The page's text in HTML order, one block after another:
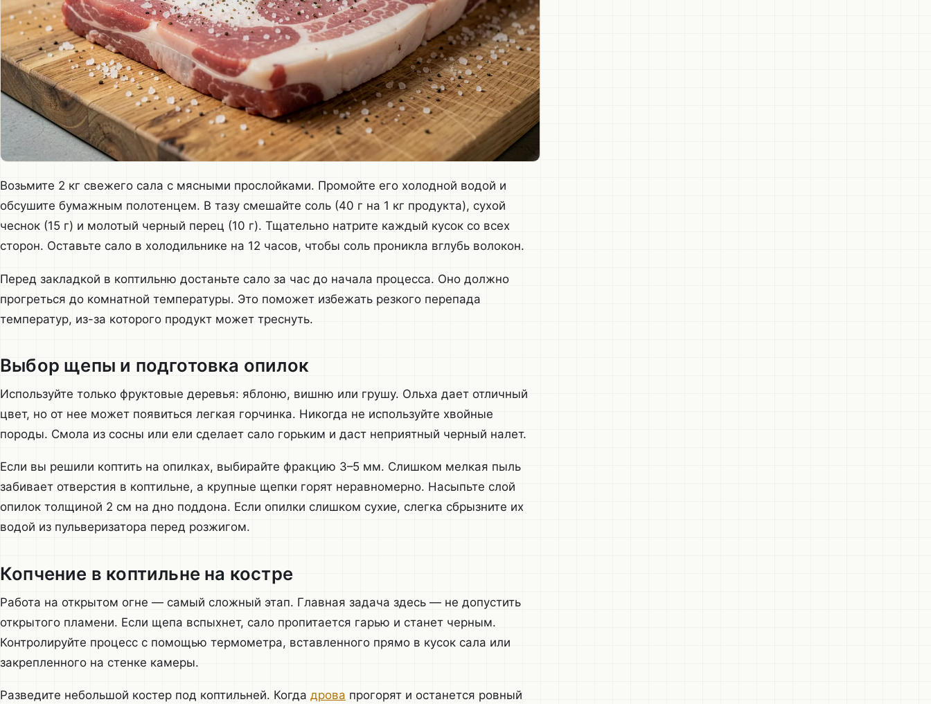
Возьмите 2 кг свежего сала с мясными прослойками. Промойте его холодной водой и
обсушите бумажным полотенцем. В тазу смешайте соль (40 г на 1 кг продукта), сухой
чеснок (15 г) и молотый черный перец (10 г). Тщательно натрите каждый кусок со всех
сторон. Оставьте сало в холодильнике на 12 часов, чтобы соль проникла вглубь волокон.
Перед закладкой в коптильню достаньте сало за час до начала процесса. Оно должно
прогреться до комнатной температуры. Это поможет избежать резкого перепада
температур, из-за которого продукт может треснуть.
Выбор щепы и подготовка опилок
Используйте только фруктовые деревья: яблоню, вишню или грушу. Ольха дает отличный
цвет, но от нее может появиться легкая горчинка. Никогда не используйте хвойные
породы. Смола из сосны или ели сделает сало горьким и даст неприятный черный налет.
Если вы решили коптить на опилках, выбирайте фракцию 3–5 мм. Слишком мелкая пыль
забивает отверстия в коптильне, а крупные щепки горят неравномерно. Насыпьте слой
опилок толщиной 2 см на дно поддона. Если опилки слишком сухие, слегка сбрызните их
водой из пульверизатора перед розжигом.
Копчение в коптильне на костре
Работа на открытом огне — самый сложный этап. Главная задача здесь — не допустить
открытого пламени. Если щепа вспыхнет, сало пропитается гарью и станет черным.
Контролируйте процесс с помощью термометра, вставленного прямо в кусок сала или
закрепленного на стенке камеры.
Разведите небольшой костер под коптильней. Когда дрова прогорят и останется ровный